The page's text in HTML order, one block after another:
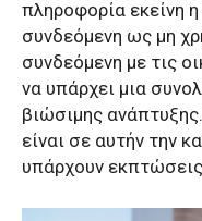
πληροφορία εκείνη
συνδεόμενη ως μη
συνδεόμενη με τις
να υπάρχει μια
βιώσιμης
είναι σε αυτήν την
υπάρχουν